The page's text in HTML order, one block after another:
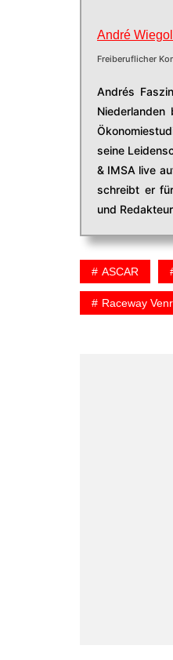
André
Freiberuflicher
Andrés
seine
& IMSA live
schreibt er
und
ASCAR
Raceway